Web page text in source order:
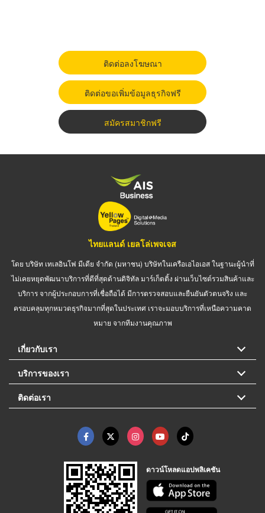
ติดต่อลงโฆษณา
ติดต่อขอเพิ่มข้อมูลธุรกิจฟรี
สมัครสมาชิกฟรี
ไทยแลนด์ เยลโล่เพจเจส
โดย บริษัท เทเลอินโฟ มีเดีย จำกัด (มหาชน) บริษัทในเครือเอไอเอส ในฐานะผู้นำที่
ไม่เคยหยุดพัฒนาบริการที่ดีที่สุดด้านดิจิทัล มาร์เก็ตติ้ง ผ่านเว็บไซต์รวมสินค้าและ
บริการ จากผู้ประกอบการที่เชื่อถือได้ มีการตรวจสอบและยืนยันตัวตนจริง และ
ครอบคลุมทุกหมวดธุรกิจมากที่สุดในประเทศ เราจะมอบบริการที่เหนือความคาด
หมาย จากทีมงานคุณภาพ
เกี่ยวกับเรา
บริการของเรา
ติดต่อเรา
ดาวน์โหลดแอปพลิเคชัน